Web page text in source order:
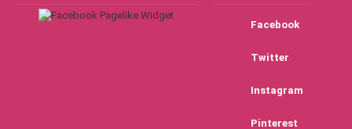
Facebook
Twitter
Instagram
Pinterest